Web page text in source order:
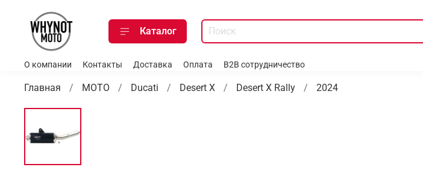
Каталог
О компании Контакты Доставка Оплата B2B сотрудничество
Главная МОТО Ducati Desert X Desert X Rally 2024